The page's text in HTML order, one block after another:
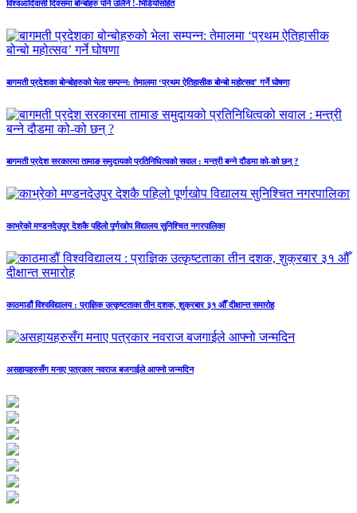
विश्वआदिवासी दिवसमा बोन्बोहरु पनि उर्लिने !-भिडियोसहित
बागमती प्रदेशका बोन्बोहरुको भेला सम्पन्न: तेमालमा ‘प्रथम ऐतिहासीक बोन्बो महोत्सव’ गर्ने घोषणा
बागमती प्रदेश सरकारमा तामाङ समुदायको प्रतिनिधित्वको सवाल : मन्त्री बन्ने दौडमा को‐को छन् ?
काभ्रेको मण्डनदेउपुर देशकै पहिलो पूर्णखोप विद्यालय सुनिश्चित नगरपालिका
काठमाडौं विश्वविद्यालय : प्राज्ञिक उत्कृष्टताका तीन दशक, शुक्रबार ३१ औँ दीक्षान्त समारोह
असहायहरुसँग मनाए पत्रकार नवराज बजगाईले आफ्नो जन्मदिन